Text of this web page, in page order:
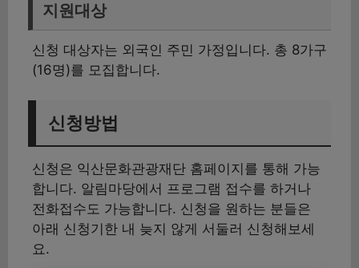
지원대상
신청 대상자는 외국인 주민 가정입니다. 총 8가구
(16명)를 모집합니다.
신청방법
신청은 익산문화관광재단 홈페이지를 통해 가능
합니다. 알림마당에서 프로그램 접수를 하거나
전화접수도 가능합니다. 신청을 원하는 분들은
아래 신청기한 내 늦지 않게 서둘러 신청해보세
요.